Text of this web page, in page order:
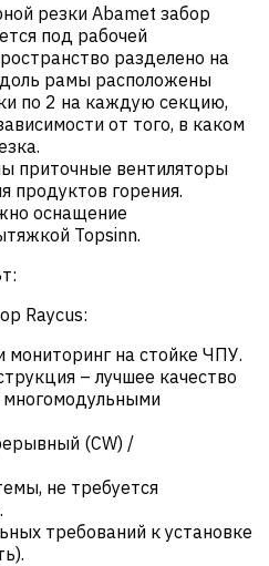
резки Abamet забор
под рабочей
разделено на
рамы расположены
по 2 на каждую секцию,
от того, в каком
приточные вентиляторы
продуктов горения.
оснащение
Topsinn.
Raycus:
мониторинг на стойке ЧПУ.
– лучшее качество
многомодульными
(CW) /
не требуется
требований к установке